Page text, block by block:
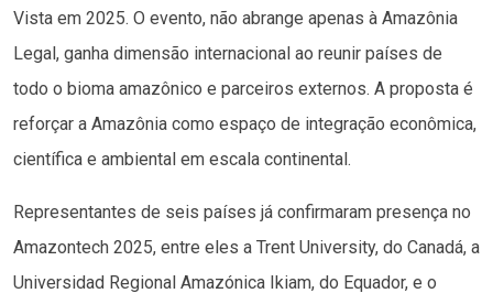
Vista em 2025. O evento, não abrange apenas à Amazônia
Legal, ganha dimensão internacional ao reunir países de
todo o bioma amazônico e parceiros externos. A proposta é
reforçar a Amazônia como espaço de integração econômica,
científica e ambiental em escala continental.
Representantes de seis países já confirmaram presença no
Amazontech 2025, entre eles a Trent University, do Canadá, a
Universidad Regional Amazónica Ikiam, do Equador, e o